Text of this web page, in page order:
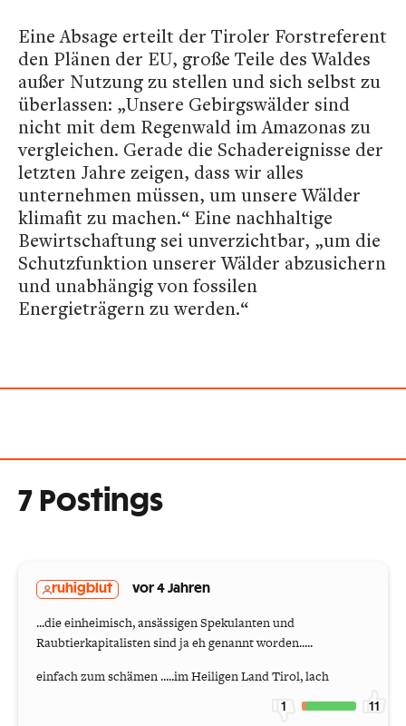
Eine Absage erteilt der Tiroler Forstreferent
den Plänen der EU, große Teile des Waldes
außer Nutzung zu stellen und sich selbst zu
überlassen: „Unsere Gebirgswälder sind
nicht mit dem Regenwald im Amazonas zu
vergleichen. Gerade die Schadereignisse der
letzten Jahre zeigen, dass wir alles
unternehmen müssen, um unsere Wälder
klimafit zu machen.“ Eine nachhaltige
Bewirtschaftung sei unverzichtbar, „um die
Schutzfunktion unserer Wälder abzusichern
und unabhängig von fossilen
Energieträgern zu werden.“
7 Postings
ruhigblut vor 4 Jahren
...die einheimisch, ansässigen Spekulanten und
Raubtierkapitalisten sind ja eh genannt worden.....
einfach zum schämen .....im Heiligen Land Tirol, lach
1 11